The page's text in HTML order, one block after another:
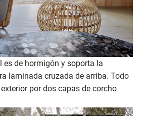
es de hormigón y soporta la
laminada cruzada de arriba. Todo
por dos capas de corcho